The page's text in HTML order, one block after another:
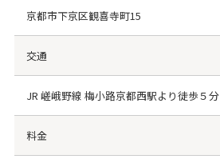
京都市下京区観喜寺町15
交通
JR 嵯峨野線 梅小路京都西駅より徒歩５分
料金